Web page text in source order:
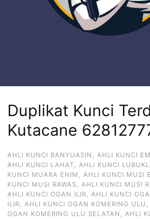
Duplikat Kunci
Kutacane
AHLI KUNCI BANYUASIN, AHLI KUNCI
AHLI KUNCI LAHAT, AHLI KUNCI
KUNCI MUARA ENIM, AHLI KUNCI MUSI
KUNCI MUSI RAWAS, AHLI KUNCI MUSI
AHLI KUNCI OGAN ILIR, AHLI KUNCI
ILIR, AHLI KUNCI OGAN KOMERING ULU,
OGAN KOMERING ULU SELATAN, AHLI